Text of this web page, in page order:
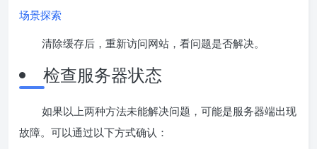
场景探索
清除缓存后，重新访问网站，看问题是否解决。
检查服务器状态
如果以上两种方法未能解决问题，可能是服务器端出现
故障。可以通过以下方式确认：